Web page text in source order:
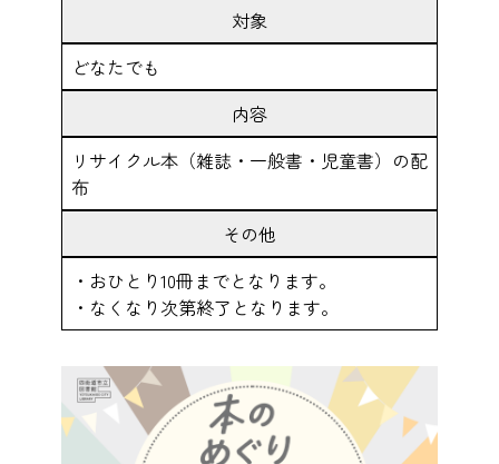
対象
どなたでも
内容
リサイクル本（雑誌・一般書・児童書）の配
布
その他
・おひとり10冊までとなります。
・なくなり次第終了となります。